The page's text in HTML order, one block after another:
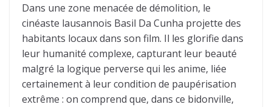
Dans une zone menacée de démolition, le
cinéaste lausannois Basil Da Cunha projette des
habitants locaux dans son film. Il les glorifie dans
leur humanité complexe, capturant leur beauté
malgré la logique perverse qui les anime, liée
certainement à leur condition de paupérisation
extrême : on comprend que, dans ce bidonville,